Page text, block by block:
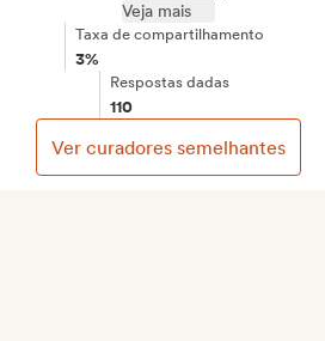
Veja mais
Taxa de compartilhamento
3%
Respostas dadas
110
Ver curadores semelhantes